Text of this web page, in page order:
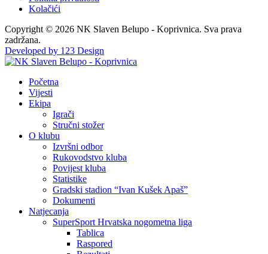
Kolačići
Copyright © 2026 NK Slaven Belupo - Koprivnica. Sva prava
zadržana.
Developed by 123 Design
Početna
Vijesti
Ekipa
Igrači
Stručni stožer
O klubu
Izvršni odbor
Rukovodstvo kluba
Povijest kluba
Statistike
Gradski stadion “Ivan Kušek Apaš”
Dokumenti
Natjecanja
SuperSport Hrvatska nogometna liga
Tablica
Raspored